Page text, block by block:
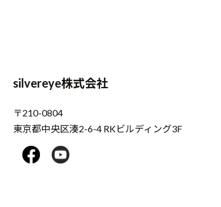
silvereye株式会社
〒210-0804
東京都中央区湊2-6-4 RKビルディング3F